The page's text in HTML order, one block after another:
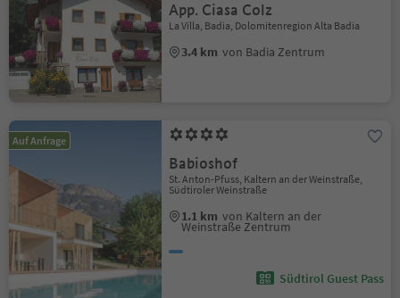
App. Ciasa Colz
La Villa, Badia, Dolomitenregion Alta Badia
3.4 km von Badia Zentrum
Auf Anfrage
Babioshof
St. Anton-Pfuss, Kaltern an der Weinstraße,
Südtiroler Weinstraße
1.1 km von Kaltern an der
Weinstraße Zentrum
Südtirol Guest Pass